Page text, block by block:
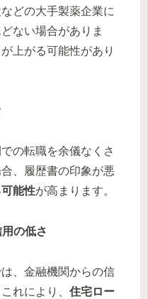
どの大手製薬企業に
ない場合がありま
上がる可能性があり
の転職を余儀なくさ
、履歴書の印象が悪
能性が高まります。
の低さ
、金融機関からの信
れにより、 住宅ロー